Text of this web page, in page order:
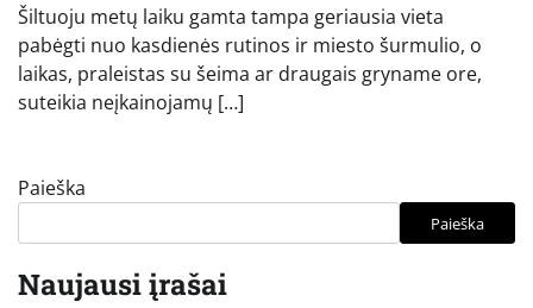
Šiltuoju metų laiku gamta tampa geriausia vieta
pabėgti nuo kasdienės rutinos ir miesto šurmulio, o
laikas, praleistas su šeima ar draugais gryname ore,
suteikia neįkainojamų […]
Paieška
Paieška
Naujausi įrašai